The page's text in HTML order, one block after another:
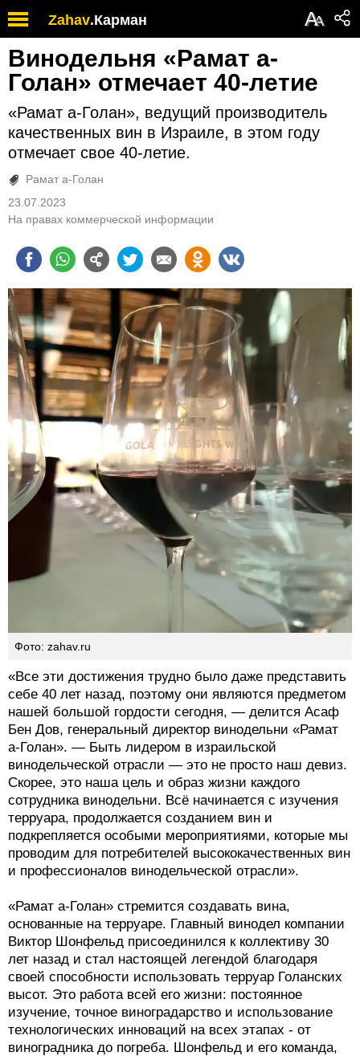
Zahav.Карман АА
Винодельня «Рамат а-
Голан» отмечает 40-летие
«Рамат а-Голан», ведущий производитель
качественных вин в Израиле, в этом году
отмечает свое 40-летие.
Рамат а-Голан
23.07.2023
На правах коммерческой информации
Фото: zahav.ru
«Все эти достижения трудно было даже представить
себе 40 лет назад, поэтому они являются предметом
нашей большой гордости сегодня, — делится Асаф
Бен Дов, генеральный директор винодельни «Рамат
а-Голан». — Быть лидером в израильской
винодельческой отрасли — это не просто наш девиз.
Скорее, это наша цель и образ жизни каждого
сотрудника винодельни. Всё начинается с изучения
терруара, продолжается созданием вин и
подкрепляется особыми мероприятиями, которые мы
проводим для потребителей высококачественных вин
и профессионалов винодельческой отрасли».
«Рамат а-Голан» стремится создавать вина,
основанные на терруаре. Главный винодел компании
Виктор Шонфельд присоединился к коллективу 30
лет назад и стал настоящей легендой благодаря
своей способности использовать терруар Голанских
высот. Это работа всей его жизни: постоянное
изучение, точное виноградарство и использование
технологических инноваций на всех этапах - от
виноградника до погреба. Шонфельд и его команда,